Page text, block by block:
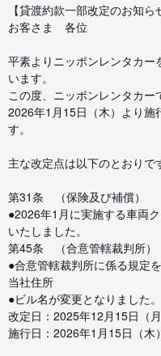
【貸渡約款一部改定のお知ら
お客さま 各位
平素よりニッポンレンタカ
います。
この度、ニッポンレンタカー
2026年1月15日（木）より施
す。
主な改定点は以下のとおりで
第31条 （保険及び補償）
●2026年1月に実施する車両
いたしました。
第45条 （合意管轄裁判所）
●合意管轄裁判所に係る規定
当社住所
●ビル名が変更となりました。
改定日：2025年12月15日（月
施行日：2026年1月15日（木）